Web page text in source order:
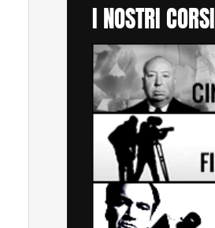
I NOSTRI CORSI